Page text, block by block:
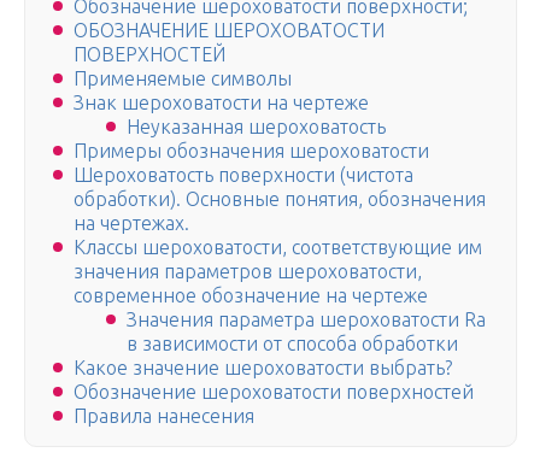
Обозначение шероховатости поверхности;
ОБОЗНАЧЕНИЕ ШЕРОХОВАТОСТИ
ПОВЕРХНОСТЕЙ
Применяемые символы
Знак шероховатости на чертеже
Неуказанная шероховатость
Примеры обозначения шероховатости
Шероховатость поверхности (чистота
обработки). Основные понятия, обозначения
на чертежах.
Классы шероховатости, соответствующие им
значения параметров шероховатости,
современное обозначение на чертеже
Значения параметра шероховатости Ra
в зависимости от способа обработки
Какое значение шероховатости выбрать?
Обозначение шероховатости поверхностей
Правила нанесения